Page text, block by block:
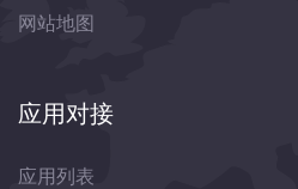
网站地图
应用对接
应用列表